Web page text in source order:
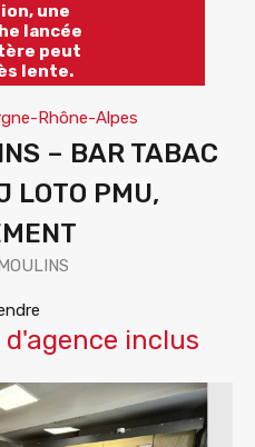
une
lancée
peut
lente.
Rhône-Alpes
– BAR TABAC
LOTO PMU,
inclus